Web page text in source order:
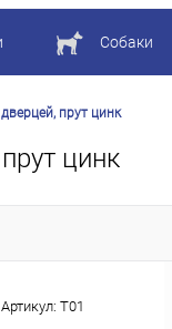
Собаки
прут цинк
цинк
Артикул: T01